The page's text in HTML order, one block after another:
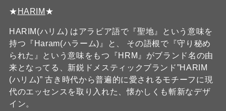
★ HARIM ★
HARIM(ハリム) はアラビア語で『聖地』という意味を
持つ『Haram(ハラーム)』と、 その語根で『守り秘め
られた』という意味をもつ『HRM』がブランド名の由
来となってる、新鋭ドメスティックブランド”HARIM
(ハリム)” 古き時代から普遍的に愛されるモチーフに現
代のエッセンスを取り入れた、懐かしくも斬新なデザ
イン。